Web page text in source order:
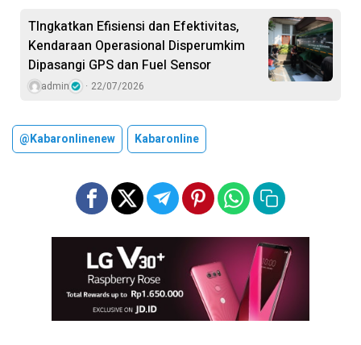
TIngkatkan Efisiensi dan Efektivitas,
Kendaraan Operasional Disperumkim
Dipasangi GPS dan Fuel Sensor
admin 22/07/2026
@kabaronlinenew Kabaronline